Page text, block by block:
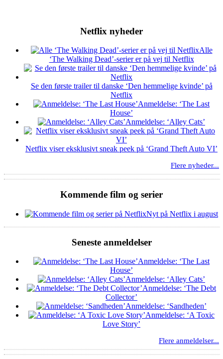
Netflix nyheder
Alle
‘The Walking Dead’-serier er på vej til Netflix
Se den første trailer til danske ‘Den hemmelige kvinde’ på
Netflix
Anmeldelse: ‘The Last
House’
Anmeldelse: ‘Alley Cats’
Netflix viser eksklusivt sneak peek på ‘Grand Theft Auto VI’
Flere nyheder...
Kommende film og serier
Nyt på Netflix i august
Seneste anmeldelser
Anmeldelse: ‘The Last
House’
Anmeldelse: ‘Alley Cats’
Anmeldelse: ‘The Debt
Collector’
Anmeldelse: ‘Sandheden’
Anmeldelse: ‘A Toxic
Love Story’
Flere anmeldelser...